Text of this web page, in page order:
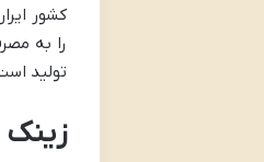
کشور
را به
تولید
زینک